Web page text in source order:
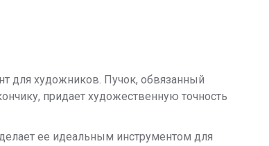
для художников. Пучок, обвязанный
придает художественную точность
ее идеальным инструментом для